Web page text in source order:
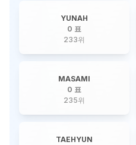
YUNAH
0 표
233위
MASAMI
0 표
235위
TAEHYUN